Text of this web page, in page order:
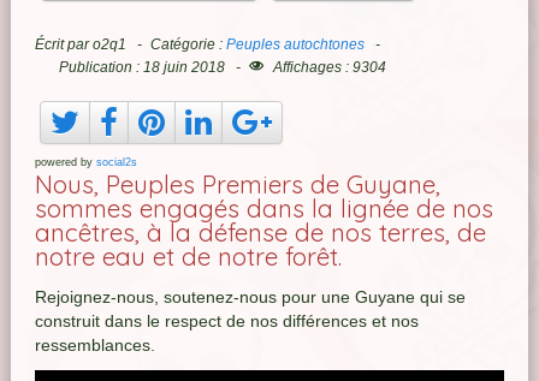
Écrit paro2q1 Catégorie : Peuples autochtones
Publication : 18 juin 2018
Affichages : 9304
powered by social2s
Nous, Peuples Premiers de Guyane,
sommes engagés dans la lignée de nos
ancêtres, à la défense de nos terres, de
notre eau et de notre forêt.
Rejoignez-nous, soutenez-nous pour une Guyane qui se
construit dans le respect de nos différences et nos
ressemblances.